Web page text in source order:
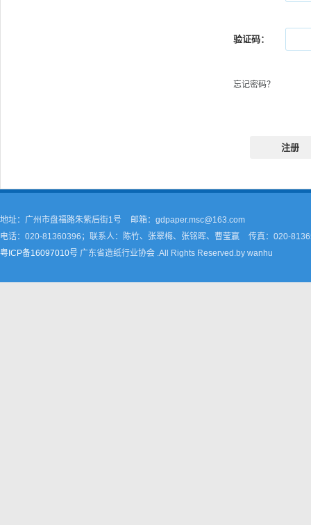
验证码：
忘记密码？
注册
地址：广州市盘福路朱紫后街1号
邮箱：gdpaper.msc@163.com
电话：020-81360396；联系人：陈竹、张翠梅、张铭晖、曹莹嬴
传真：020-
粤ICP备16097010号 广东省造纸行业协会 .All Rights Reserved.by wanhu